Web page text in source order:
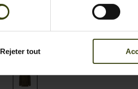
Rejeter tout
299.95 EUR